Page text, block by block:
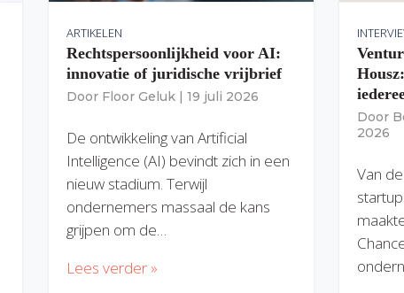
ARTIKELEN
Rechtspersoonlijkheid voor AI:
innovatie of juridische vrijbrief
Door Floor Geluk | 19 juli 2026
De ontwikkeling van Artificial
Intelligence (AI) bevindt zich in een
nieuw stadium. Terwijl
ondernemers massaal de kans
grijpen om de…
Lees verder »
Door
2026
Van